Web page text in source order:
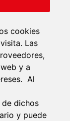
cookies
Las
y a
Al
dichos
y puede